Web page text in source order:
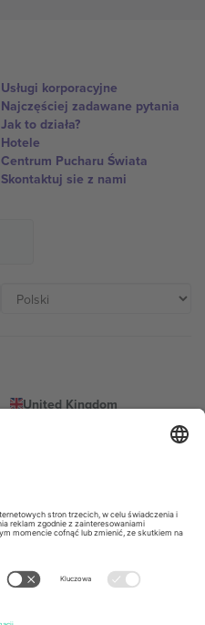
Usługi korporacyjne
Najczęściej zadawane pytania
Jak to działa?
Hotele
Centrum Pucharu Świata
Skontaktuj sie z nami
United Kingdom
167 City Road, London, Greater
Switzerland
Dorfstrasse 52a, 6390